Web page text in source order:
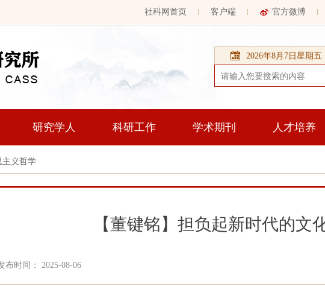
社科网首页 客户端 官方微博
2026年8月7日星期五
研究学人 科研工作 学术期刊 人才培养
主义哲学
【董键铭】担负起新时代的文
布时间： 2025-08-06